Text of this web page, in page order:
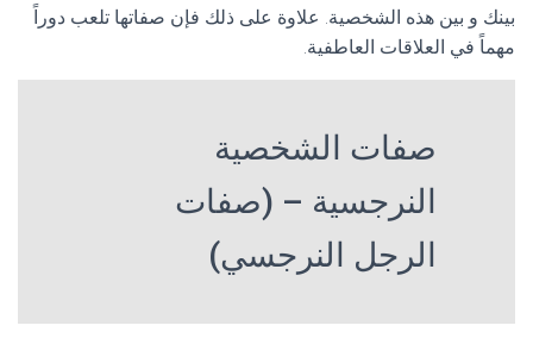
بينك و بين هذه الشخصية. علاوة على ذلك فإن صفاتها تلعب دوراً
مهماً في العلاقات العاطفية.
صفات الشخصية
النرجسية – (صفات
الرجل النرجسي)